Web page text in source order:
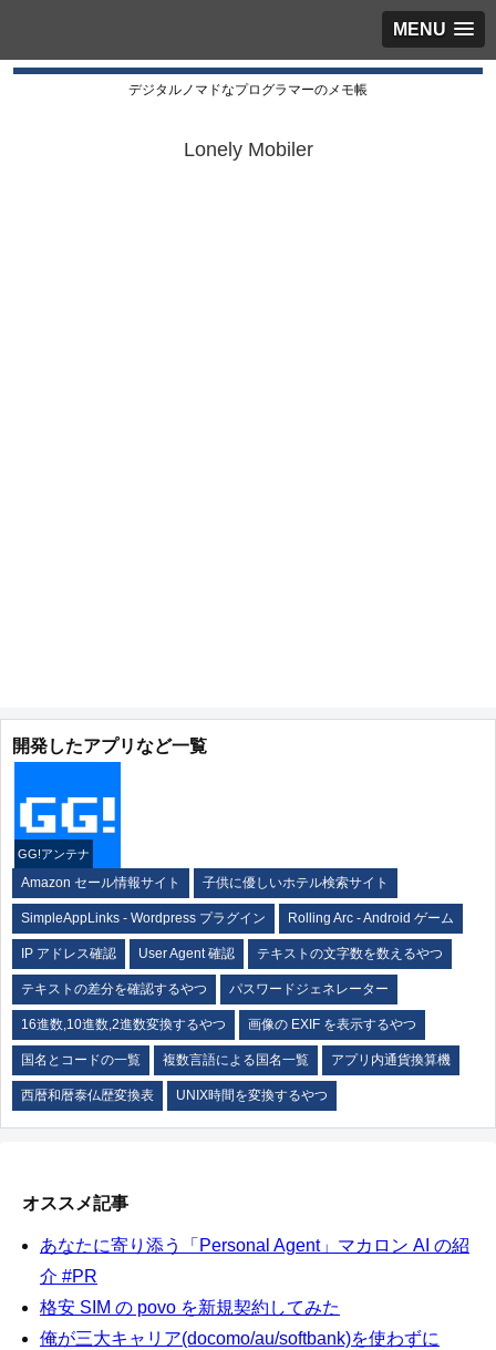
MENU
デジタルノマドなプログラマーのメモ帳
Lonely Mobiler
開発したアプリなど一覧
GG!アンテナ
Amazon セール情報サイト 子供に優しいホテル検索サイト
SimpleAppLinks - Wordpress プラグイン Rolling Arc - Android ゲーム
IP アドレス確認 User Agent 確認 テキストの文字数を数えるやつ
テキストの差分を確認するやつ パスワードジェネレーター
16進数,10進数,2進数変換するやつ 画像の EXIF を表示するやつ
国名とコードの一覧 複数言語による国名一覧 アプリ内通貨換算機
西暦和暦泰仏歴変換表 UNIX時間を変換するやつ
オススメ記事
あなたに寄り添う「Personal Agent」マカロン AI の紹
介 #PR
格安 SIM の povo を新規契約してみた
俺が三大キャリア(docomo/au/softbank)を使わずに